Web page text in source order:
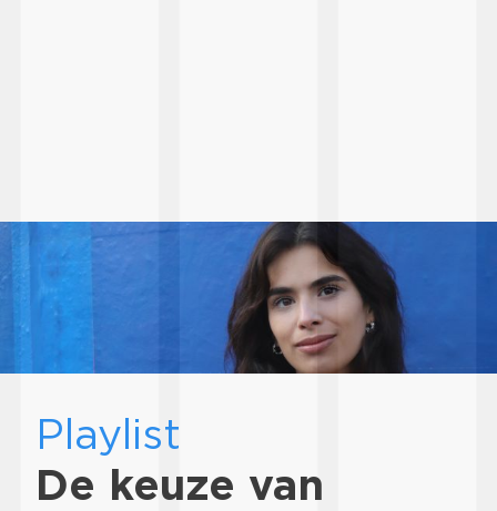
Playlist
De keuze van